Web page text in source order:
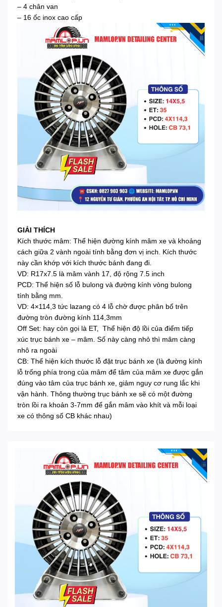
– 4 chân van
– 16 ốc inox cao cấp
GIẢI THÍCH
Kích thước mâm: Thể hiện đường kính mâm xe và khoảng
cách giữa 2 vành ngoài tính bằng đơn vị inch. Kích thước
này cần khớp với kích thước bánh đang đi.
VD: R17x7.5 là mâm vành 17, độ rộng 7.5 inch
PCD: Thể hiện số lỗ bulong và đường kính vòng bulong
tính bằng mm.
VD: 4×114,3 tức lazang có 4 lỗ chờ được phân bố trên
đường tròn đường kính 114,3mm
Off Set: hay còn gọi là ET, Thể hiện độ lồi của điểm tiếp
xúc trục bánh xe – mâm. Số này càng nhỏ thì mâm càng
nhô ra ngoài
CB: Thể hiện kích thước lỗ đặt trục bánh xe (là đường kính
lỗ trống phía trong của mâm để tâm của mâm xe được gắn
đúng vào tâm của trục bánh xe, giảm nguy cơ rung lắc khi
vận hành. Thông thường trục bánh xe sẽ có một đường
tròn lồi ra khoản 3-7mm để gắn mâm vào khít và mỗi loại
xe có thông số CB khác nhau)